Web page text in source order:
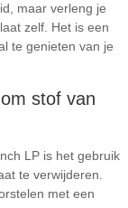
maar verleng je
zelf. Het is een
te genieten van je
stof van
LP is het gebruik
te verwijderen.
met een